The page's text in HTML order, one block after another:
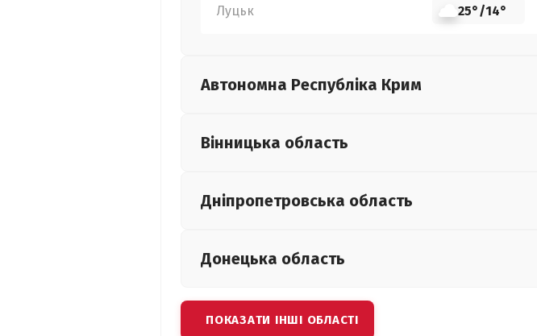
Луцьк 25°/14°
Автономна Республіка Крим
Вінницька область
Дніпропетровська область
Донецька область
ПОКАЗАТИ ІНШІ ОБЛАСТІ